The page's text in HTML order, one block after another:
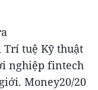
tuệ Kỹ thuật
nghiệp fintech
Money20/20